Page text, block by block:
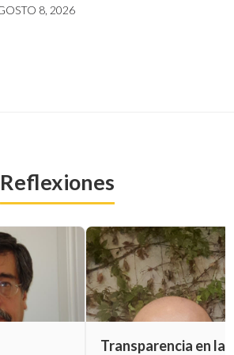
8, 2026
Reflexiones
Transparencia en las